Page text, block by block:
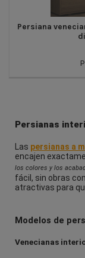
Persiana
Persianas
Las persianas a
encajen
los colores y los
fácil, sin obras
atractivas para
Modelos de
Venecianas